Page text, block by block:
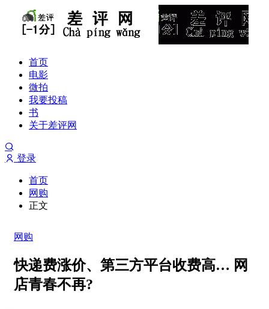
首页
电影
微拍
我要投稿
书
关于差评网
登录
首页
网购
正文
网购
快递费涨价、第三方平台收费高… 网
店青春不再?